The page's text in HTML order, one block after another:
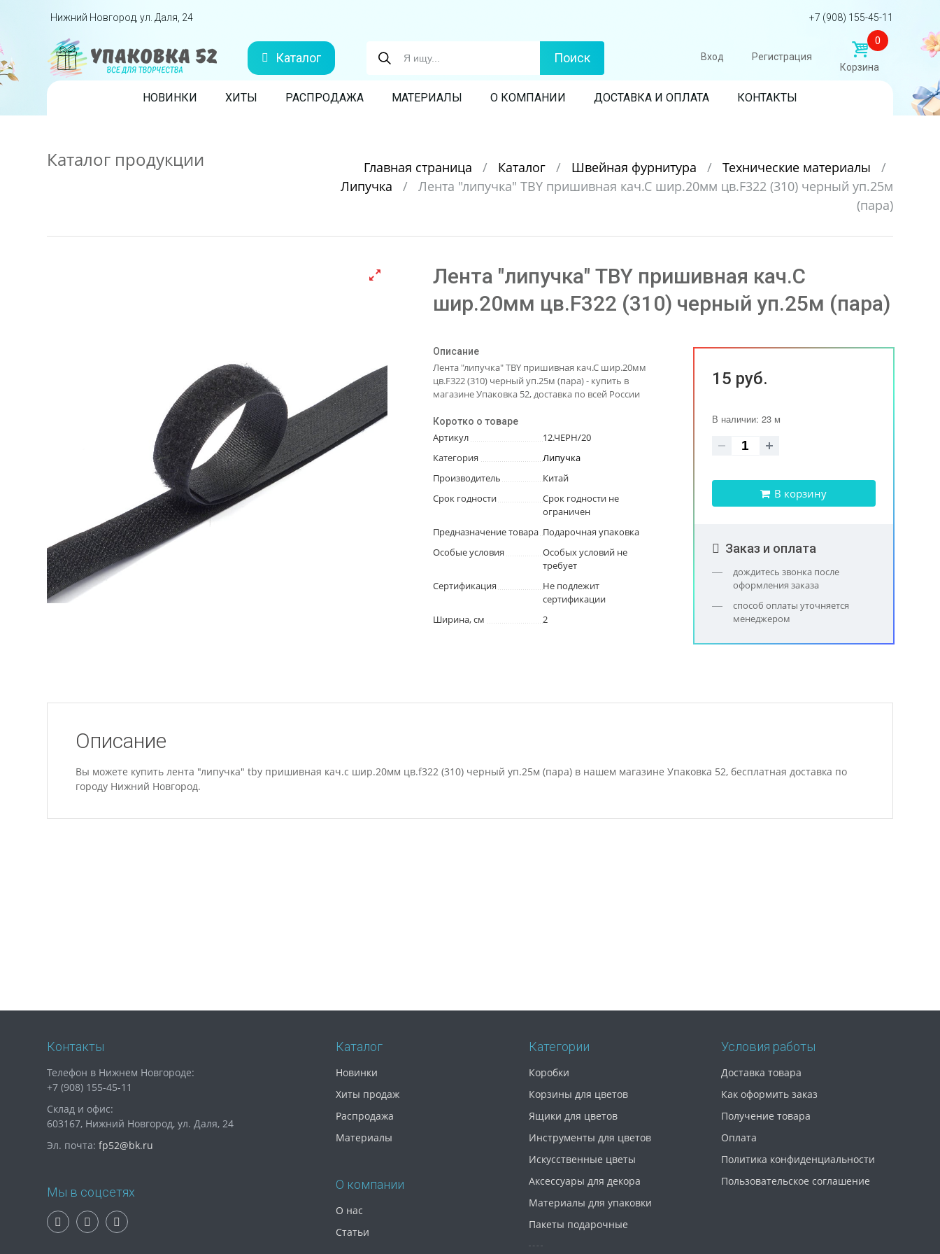
Перейти вниз
Нижний Новгород, ул. Даля, 24 +7 (908) 155-45-11
Каталог Поиск Вход Регистрация
0
Корзина
Skip to content
НОВИНКИ ХИТЫ РАСПРОДАЖА МАТЕРИАЛЫ О КОМПАНИИ ДОСТАВКА И ОПЛАТА КОНТАКТЫ
Каталог продукции Главная страница / Каталог / Швейная фурнитура / Технические материалы
/
Липучка
/
Лента "липучка" TBY пришивная кач.С шир.20мм цв.F322 (310) черный уп.25м
(пара)
Лента "липучка" TBY пришивная кач.С
шир.20мм цв.F322 (310) черный уп.25м (пара)
Описание
Лента "липучка" TBY пришивная кач.С шир.20мм
цв.F322 (310) черный уп.25м (пара) - купить в
магазине Упаковка 52, доставка по всей России
Коротко о товаре
Артикул
12.ЧЕРН/20
Категория
Липучка
Производитель
Китай
Срок годности
Срок годности не
ограничен
Предназначение товара Подарочная упаковка
Особые условия
Особых условий не
требует
Сертификация
Не подлежит
сертификации
Ширина, см
2
15 руб.
В наличии: 23 м
В корзину
Заказ и оплата
дождитесь звонка после
оформления заказа
способ оплаты уточняется
менеджером
Описание
Вы можете купить лента "липучка" tby пришивная кач.с шир.20мм цв.f322 (310) черный уп.25м (пара) в нашем магазине Упаковка 52, бесплатная доставка по
городу Нижний Новгород.
Контакты
Телефон в Нижнем Новгороде:
+7 (908) 155-45-11
Склад и офис:
603167, Нижний Новгород, ул. Даля, 24
Эл. почта: fp52@bk.ru
Мы в соцсетях
Каталог
Новинки
Хиты продаж
Распродажа
Материалы
О компании
О нас
Статьи
Категории
Коробки
Корзины для цветов
Ящики для цветов
Инструменты для цветов
Искусственные цветы
Аксессуары для декора
Материалы для упаковки
Пакеты подарочные
Условия работы
Доставка товара
Как оформить заказ
Получение товара
Оплата
Политика конфиденциальности
Пользовательское соглашение